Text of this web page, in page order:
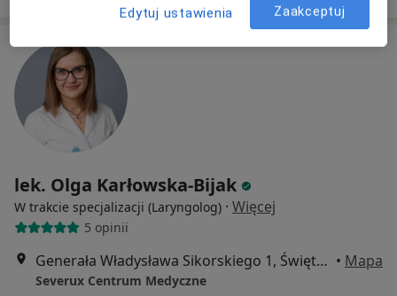
lek. Olga Karłowska-Bijak
W trakcie specjalizacji (Laryngolog) · Więcej
5 opinii
Generała Władysława Sikorskiego 1, Świętochłowice • Mapa
Severux Centrum Medyczne
Edytuj ustawienia Zaakceptuj